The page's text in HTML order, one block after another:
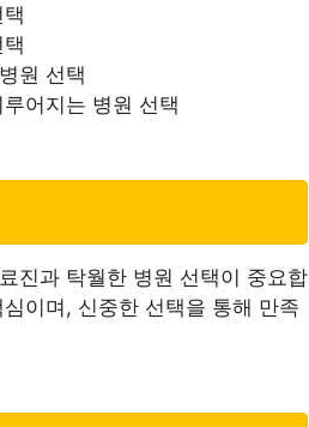
원 선택
어지는 병원 선택
진과 탁월한 병원 선택이 중요합
이며, 신중한 선택을 통해 만족